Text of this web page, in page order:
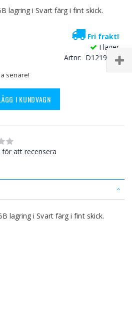
lagring i Svart färg i fint skick.
Fri frakt!
I lager
Artnr
D1219SV1
senare!
I KUNDVAGN
för att recensera
lagring i Svart färg i fint skick.